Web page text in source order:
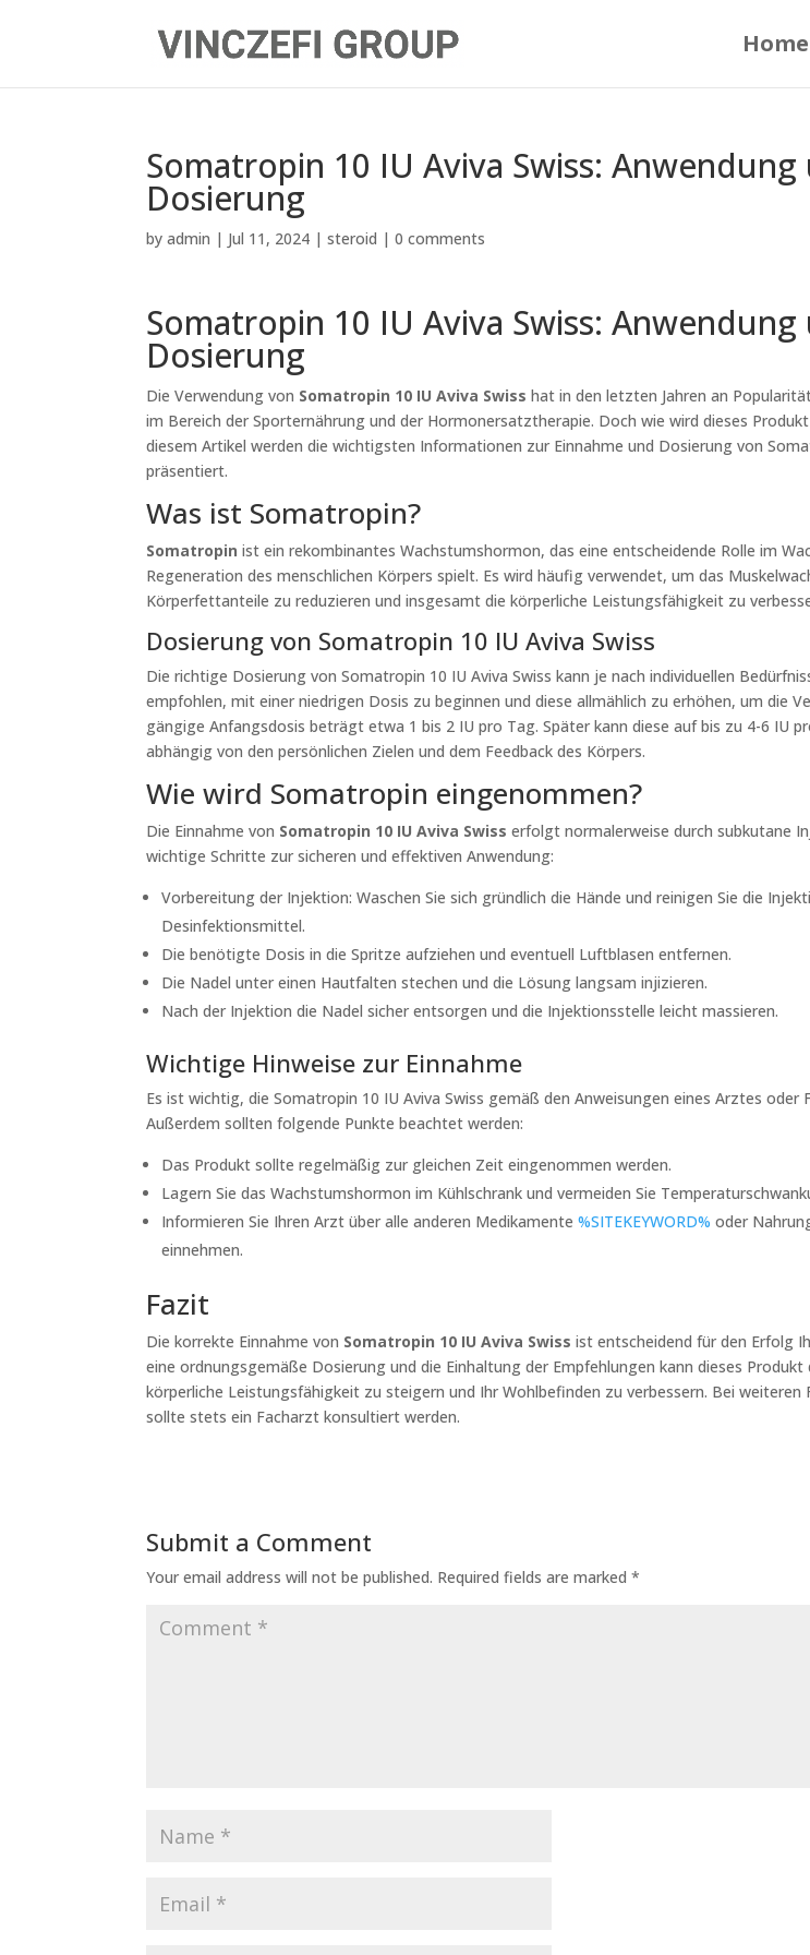
Home
Somatropin 10 IU Aviva Swiss: Anwendung
Dosierung
byadmin | Jul 11, 2024 |steroid |0 comments
Somatropin 10 IU Aviva Swiss: Anwendung
Dosierung
Die Verwendung von Somatropin 10 IU Aviva Swiss hat in den letzten Jahren an
im Bereich der Sporternährung und der Hormonersatztherapie. Doch wie wird dieses
diesem Artikel werden die wichtigsten Informationen zur Einnahme und Dosierung von
präsentiert.
Was ist Somatropin?
Somatropin ist ein rekombinantes Wachstumshormon, das eine entscheidende Rolle im
Regeneration des menschlichen Körpers spielt. Es wird häufig verwendet, um das
Körperfettanteile zu reduzieren und insgesamt die körperliche Leistungsfähigkeit zu
Dosierung von Somatropin 10 IU Aviva Swiss
Die richtige Dosierung von Somatropin 10 IU Aviva Swiss kann je nach individuellen
empfohlen, mit einer niedrigen Dosis zu beginnen und diese allmählich zu erhöhen, um die
gängige Anfangsdosis beträgt etwa 1 bis 2 IU pro Tag. Später kann diese auf bis zu 4-6 IU
abhängig von den persönlichen Zielen und dem Feedback des Körpers.
Wie wird Somatropin eingenommen?
Die Einnahme von Somatropin 10 IU Aviva Swiss erfolgt normalerweise durch subkutane
wichtige Schritte zur sicheren und effektiven Anwendung:
Vorbereitung der Injektion: Waschen Sie sich gründlich die Hände und reinigen Sie die
Desinfektionsmittel.
Die benötigte Dosis in die Spritze aufziehen und eventuell Luftblasen entfernen.
Die Nadel unter einen Hautfalten stechen und die Lösung langsam injizieren.
Nach der Injektion die Nadel sicher entsorgen und die Injektionsstelle leicht massieren.
Wichtige Hinweise zur Einnahme
Es ist wichtig, die Somatropin 10 IU Aviva Swiss gemäß den Anweisungen eines Arztes oder
Außerdem sollten folgende Punkte beachtet werden:
Das Produkt sollte regelmäßig zur gleichen Zeit eingenommen werden.
Lagern Sie das Wachstumshormon im Kühlschrank und vermeiden Sie
Informieren Sie Ihren Arzt über alle anderen Medikamente%SITEKEYWORD% oder
einnehmen.
Fazit
Die korrekte Einnahme von Somatropin 10 IU Aviva Swiss ist entscheidend für den Erfolg
eine ordnungsgemäße Dosierung und die Einhaltung der Empfehlungen kann dieses
körperliche Leistungsfähigkeit zu steigern und Ihr Wohlbefinden zu verbessern. Bei weiteren
sollte stets ein Facharzt konsultiert werden.
Submit a Comment
Your email address will not be published. Required fields are marked*